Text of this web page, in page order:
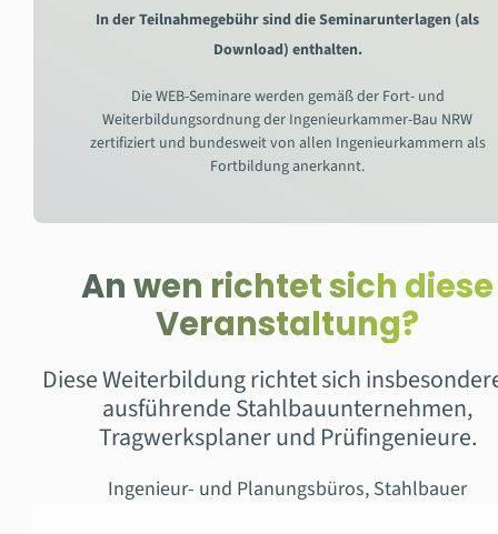
In der Teilnahmegebühr sind die Seminarunterlagen (als
Download) enthalten.
Die WEB-Seminare werden gemäß der Fort- und
Weiterbildungsordnung der Ingenieurkammer-Bau NRW
zertifiziert und bundesweit von allen Ingenieurkammern als
Fortbildung anerkannt.
An wen richtet sich diese
Veranstaltung?
Diese Weiterbildung richtet sich
ausführende Stahlbauunternehmen,
Tragwerksplaner und Prüfingenieure.
Ingenieur- und Planungsbüros, Stahlbauer